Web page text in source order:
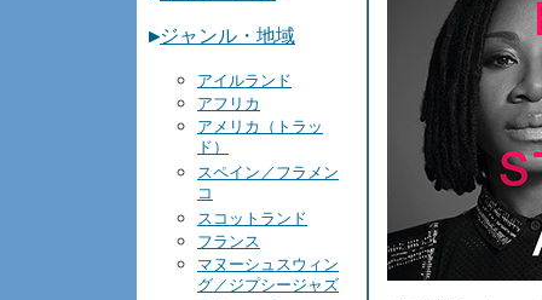
ジャンル・地域
アイルランド
アフリカ
アメリカ（トラッ
ド）
スペイン／フラメン
コ
スコットランド
フランス
マヌーシュスウィン
グ／ジプシージャズ